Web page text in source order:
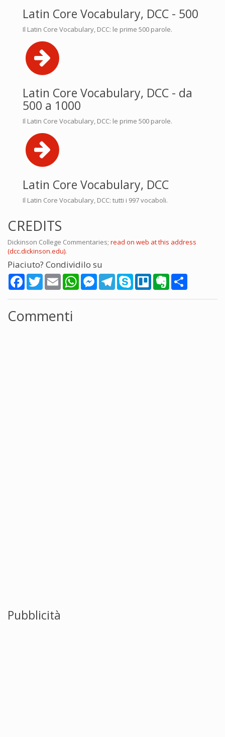
Latin Core Vocabulary, DCC - 500
Il Latin Core Vocabulary, DCC: le prime 500 parole.
Latin Core Vocabulary, DCC - da
500 a 1000
Il Latin Core Vocabulary, DCC: le prime 500 parole.
Latin Core Vocabulary, DCC
Il Latin Core Vocabulary, DCC: tutti i 997 vocaboli.
CREDITS
Dickinson College Commentaries; read on web at this address
(dcc.dickinson.edu).
Piaciuto? Condividilo su
FacebookTwitterEmail WhatsAppMessengerTelegramSkype Trello Evernote
Commenti
Pubblicità